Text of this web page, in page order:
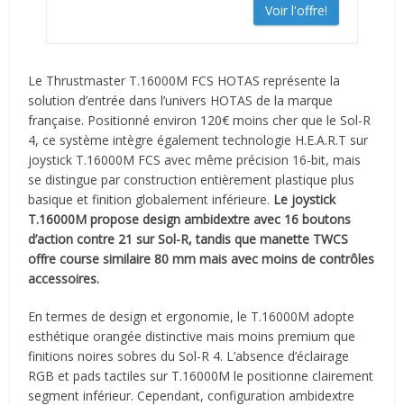
Voir l'offre!
Le Thrustmaster T.16000M FCS HOTAS représente la
solution d’entrée dans l’univers HOTAS de la marque
française. Positionné environ 120€ moins cher que le Sol-R
4, ce système intègre également technologie H.E.A.R.T sur
joystick T.16000M FCS avec même précision 16-bit, mais
se distingue par construction entièrement plastique plus
basique et finition globalement inférieure. Le joystick
T.16000M propose design ambidextre avec 16 boutons
d’action contre 21 sur Sol-R, tandis que manette TWCS
offre course similaire 80 mm mais avec moins de contrôles
accessoires.
En termes de design et ergonomie, le T.16000M adopte
esthétique orangée distinctive mais moins premium que
finitions noires sobres du Sol-R 4. L’absence d’éclairage
RGB et pads tactiles sur T.16000M le positionne clairement
segment inférieur. Cependant, configuration ambidextre